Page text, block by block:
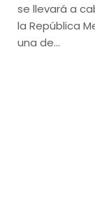
se llevará a
la República
una de…